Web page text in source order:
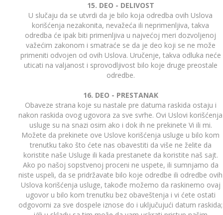
15. DEO - DELIVOST
U slučaju da se utvrdi da je bilo koja odredba ovih Uslova
korišćenja nezakonita, nevažeća ili neprimenljiva, takva
odredba će ipak biti primenljiva u najvećoj meri dozvoljenoj
važećim zakonom i smatraće se da je deo koji se ne može
primeniti odvojen od ovih Uslova. Uručenje, takva odluka neće
uticati na valjanost i sprovodljivost bilo koje druge preostale
odredbe.
16. DEO - PRESTANAK
Obaveze strana koje su nastale pre datuma raskida ostaju i
nakon raskida ovog ugovora za sve svrhe. Ovi Uslovi korišćenja
usluge su na snazi osim ako i dok ih ne prekinete Vi ili mi.
Možete da prekinete ove Uslove korišćenja usluge u bilo kom
trenutku tako što ćete nas obavestiti da više ne želite da
koristite naše Usluge ili kada prestanete da koristite naš sajt.
Ako po našoj sopstvenoj proceni ne uspete, ili sumnjamo da
niste uspeli, da se pridržavate bilo koje odredbe ili odredbe ovih
Uslova korišćenja usluge, takođe možemo da raskinemo ovaj
ugovor u bilo kom trenutku bez obaveštenja i vi ćete ostati
odgovorni za sve dospele iznose do i uključujući datum raskida;